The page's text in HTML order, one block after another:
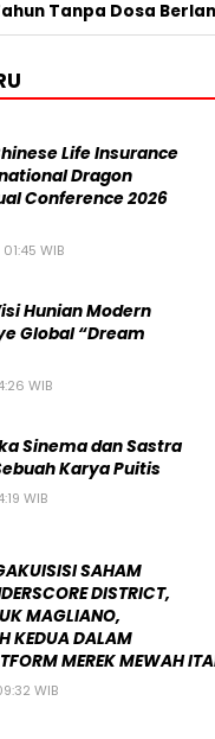
Tanpa Dosa
Life Insurance
Dragon
Conference 2026
WIB
Hunian Modern
Global “Dream
WIB
Sinema dan Sastra
Karya Puitis
WIB
SAHAM
DISTRICT,
MAGLIANO,
KEDUA DALAM
MEREK MEWAH
WIB